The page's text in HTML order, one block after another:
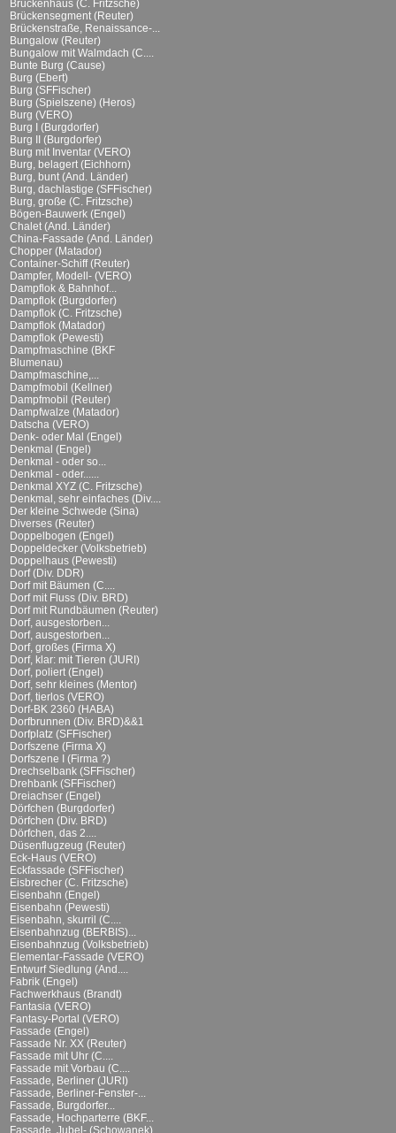
Brückenhaus (C. Fritzsche)
Brückensegment (Reuter)
Brückenstraße, Renaissance-...
Bungalow (Reuter)
Bungalow mit Walmdach (C....
Bunte Burg (Cause)
Burg (Ebert)
Burg (SFFischer)
Burg (Spielszene) (Heros)
Burg (VERO)
Burg I (Burgdorfer)
Burg II (Burgdorfer)
Burg mit Inventar (VERO)
Burg, belagert (Eichhorn)
Burg, bunt (And. Länder)
Burg, dachlastige (SFFischer)
Burg, große (C. Fritzsche)
Bögen-Bauwerk (Engel)
Chalet (And. Länder)
China-Fassade (And. Länder)
Chopper (Matador)
Container-Schiff (Reuter)
Dampfer, Modell- (VERO)
Dampflok & Bahnhof...
Dampflok (Burgdorfer)
Dampflok (C. Fritzsche)
Dampflok (Matador)
Dampflok (Pewesti)
Dampfmaschine (BKF
Blumenau)
Dampfmaschine,...
Dampfmobil (Kellner)
Dampfmobil (Reuter)
Dampfwalze (Matador)
Datscha (VERO)
Denk- oder Mal (Engel)
Denkmal (Engel)
Denkmal - oder so...
Denkmal - oder......
Denkmal XYZ (C. Fritzsche)
Denkmal, sehr einfaches (Div....
Der kleine Schwede (Sina)
Diverses (Reuter)
Doppelbogen (Engel)
Doppeldecker (Volksbetrieb)
Doppelhaus (Pewesti)
Dorf (Div. DDR)
Dorf mit Bäumen (C....
Dorf mit Fluss (Div. BRD)
Dorf mit Rundbäumen (Reuter)
Dorf, ausgestorben...
Dorf, ausgestorben...
Dorf, großes (Firma X)
Dorf, klar: mit Tieren (JURI)
Dorf, poliert (Engel)
Dorf, sehr kleines (Mentor)
Dorf, tierlos (VERO)
Dorf-BK 2360 (HABA)
Dorfbrunnen (Div. BRD)&&1
Dorfplatz (SFFischer)
Dorfszene (Firma X)
Dorfszene I (Firma ?)
Drechselbank (SFFischer)
Drehbank (SFFischer)
Dreiachser (Engel)
Dörfchen (Burgdorfer)
Dörfchen (Div. BRD)
Dörfchen, das 2....
Düsenflugzeug (Reuter)
Eck-Haus (VERO)
Eckfassade (SFFischer)
Eisbrecher (C. Fritzsche)
Eisenbahn (Engel)
Eisenbahn (Pewesti)
Eisenbahn, skurril (C....
Eisenbahnzug (BERBIS)...
Eisenbahnzug (Volksbetrieb)
Elementar-Fassade (VERO)
Entwurf Siedlung (And....
Fabrik (Engel)
Fachwerkhaus (Brandt)
Fantasia (VERO)
Fantasy-Portal (VERO)
Fassade (Engel)
Fassade Nr. XX (Reuter)
Fassade mit Uhr (C....
Fassade mit Vorbau (C....
Fassade, Berliner (JURI)
Fassade, Berliner-Fenster-...
Fassade, Burgdorfer...
Fassade, Hochparterre (BKF...
Fassade, Jubel- (Schowanek)